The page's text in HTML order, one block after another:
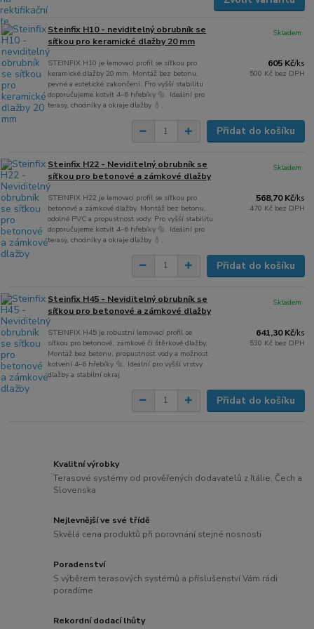
Steinfix H10 - neviditelný obrubník se
síťkou pro keramické dlažby 20 mm
STEINFIX H10 je lemovací profil se síťkou pro
keramické dlažby 20 mm. Montáž bez betonu,
pevné a estetické zakončení. Pro vyšší stabilitu
doporučujeme kotvit 4–6 hřebíky 🔩. Ideální pro
terasy, chodníky a okraje dlažby 💧.
605 Kč/ks
500 Kč bez DPH
Skladem
Přidat do košíku
Steinfix H22 - Neviditelný obrubník se
síťkou pro betonové a zámkové dlažby
STEINFIX H22 je lemovací profil se síťkou pro
betonové a zámkové dlažby. Montáž bez betonu,
odolné PVC a propustnost vody. Pro vyšší stabilitu
doporučujeme kotvit 4–6 hřebíky 🔩. Ideální pro
terasy, chodníky a okraje dlažby 💧.
568,70 Kč/ks
470 Kč bez DPH
Skladem
Přidat do košíku
Steinfix H45 - Neviditelný obrubník se
síťkou pro betonové a zámkové dlažby
STEINFIX H45 je robustní lemovací profil se
síťkou pro betonové, zámkové či štěrkové dlažby.
Montáž bez betonu, propustnost vody a možnost
kotvení 4–6 hřebíky 🔩. Ideální pro vyšší vrstvy
dlažby a stabilní okraj
641,30 Kč/ks
530 Kč bez DPH
Skladem
Přidat do košíku
Kvalitní výrobky
Terasové systémy od prověřených dodavatelů z Itálie, Čech a
Slovenska
Nejlevnější ve své třídě
Skvělá cena produktů při porovnání stejné nosnosti
Poradenství
S výběrem terasových systémů a příslušenství Vám rádi
poradíme
Rekordní dodací lhůty